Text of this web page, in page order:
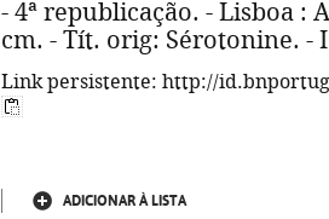
- 4ª republicação. - Lisboa :
cm. - Tít. orig: Sérotonine. -
Link persistente: http://
ADICIONAR À LISTA